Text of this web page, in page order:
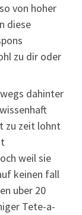
von hoher
diese
zu dir oder
dahinter
zu zeit lohnt
weil sie
keinen fall
uber 20
Tete-a-